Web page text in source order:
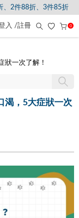
、2件88折、3件85折
入 /註冊 0
狀一次了解！
渴，5大症狀一次